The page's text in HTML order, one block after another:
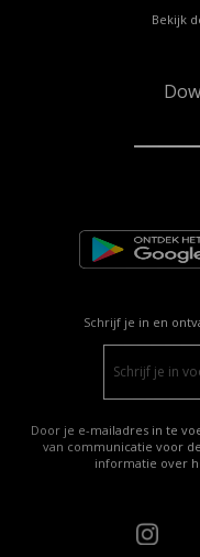
Bekijk
Schrijf je in en
Door je e-mailadres in te
van communicatie voor
informatie over